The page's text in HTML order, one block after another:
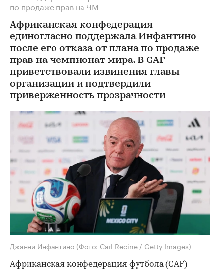
по продаже прав на ЧМ
Африканская конфедерация
единогласно поддержала Инфантино
после его отказа от плана по продаже
прав на чемпионат мира. В CAF
приветствовали извинения главы
организации и подтвердили
приверженность прозрачности
Джанни Инфантино (Фото: Carl Recine / Getty Images)
Африканская конфедерация футбола (CAF)